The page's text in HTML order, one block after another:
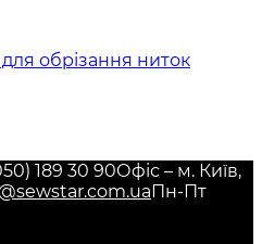
обрізання ниток
189 30 90Офіс – м. Київ,
Пн-Пт